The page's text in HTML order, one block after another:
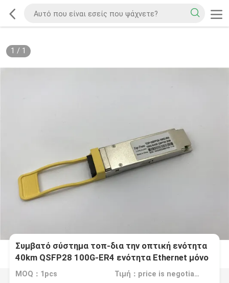
1 / 1
Συμβατό σύστημα τοπ-δια την οπτική ενότητα
40km QSFP28 100G-ER4 ενότητα Ethernet μόνο
MOQ：1pcs Τιμή：price is negotiable